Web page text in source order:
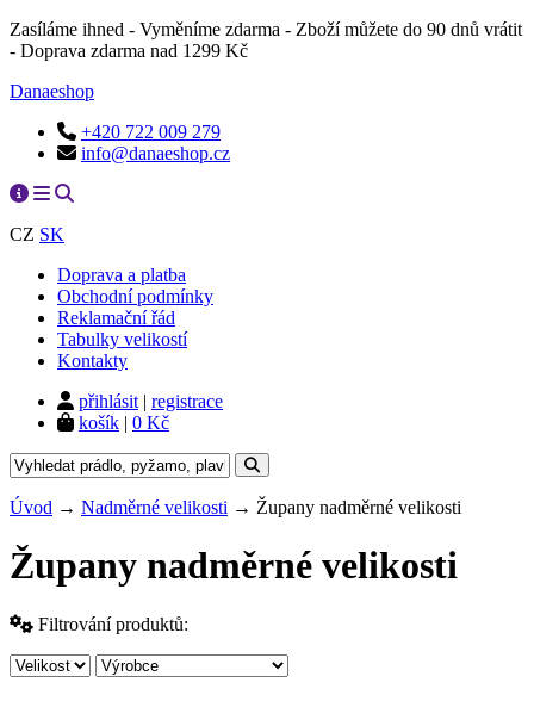
Zasíláme ihned - Vyměníme zdarma - Zboží můžete do 90 dnů vrátit
- Doprava zdarma nad 1299 Kč
Danaeshop
+420 722 009 279
info@danaeshop.cz
CZ SK
Doprava a platba
Obchodní podmínky
Reklamační řád
Tabulky velikostí
Kontakty
přihlásit | registrace
košík | 0 Kč
Úvod → Nadměrné velikosti → Župany nadměrné velikosti
Župany nadměrné velikosti
Filtrování produktů: